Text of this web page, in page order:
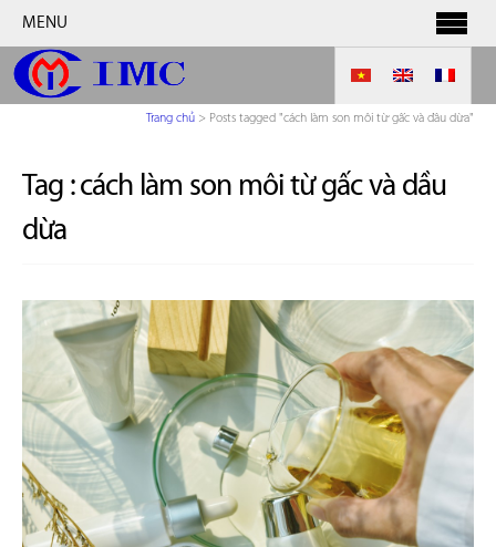
MENU
Trang chủ > Posts tagged "cách làm son môi từ gấc và dầu dừa"
Tag :cách làm son môi từ gấc và dầu
dừa